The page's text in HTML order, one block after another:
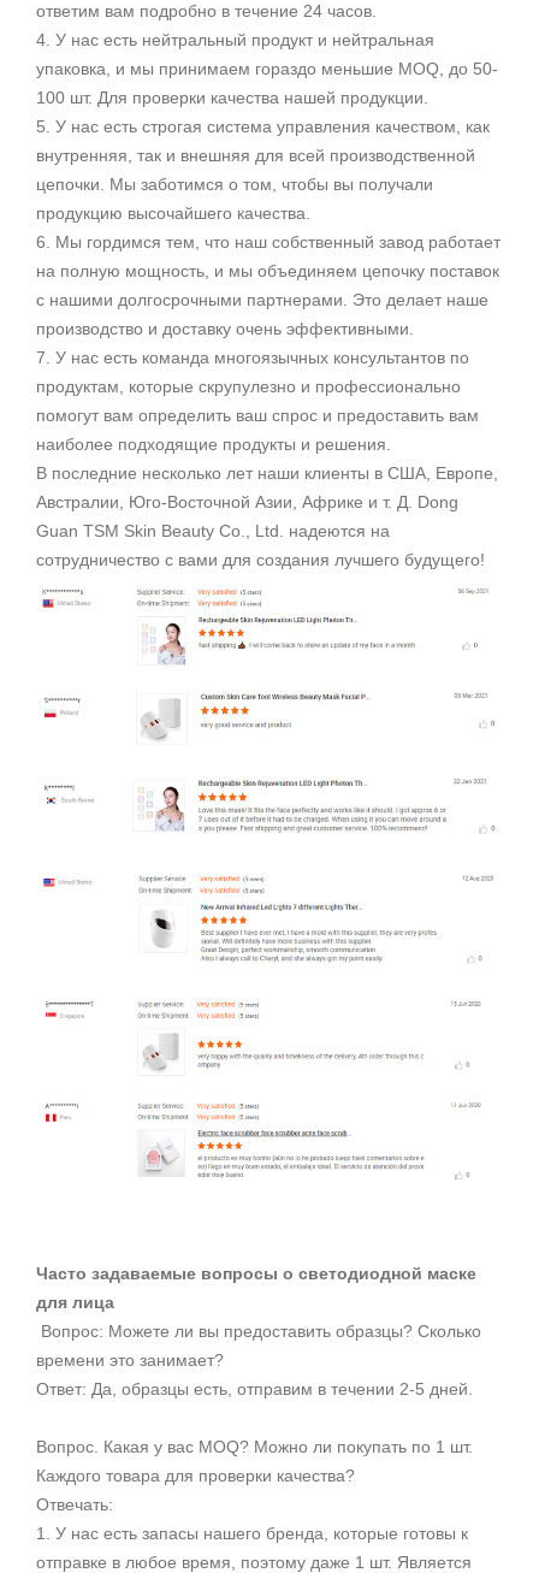
ответим вам подробно в течение 24 часов.
4. У нас есть нейтральный продукт и нейтральная
упаковка, и мы принимаем гораздо меньшие MOQ, до 50-
100 шт. Для проверки качества нашей продукции.
5. У нас есть строгая система управления качеством, как
внутренняя, так и внешняя для всей производственной
цепочки. Мы заботимся о том, чтобы вы получали
продукцию высочайшего качества.
6. Мы гордимся тем, что наш собственный завод работает
на полную мощность, и мы объединяем цепочку поставок
с нашими долгосрочными партнерами. Это делает наше
производство и доставку очень эффективными.
7. У нас есть команда многоязычных консультантов по
продуктам, которые скрупулезно и профессионально
помогут вам определить ваш спрос и предоставить вам
наиболее подходящие продукты и решения.
В последние несколько лет наши клиенты в США, Европе,
Австралии, Юго-Восточной Азии, Африке и т. Д. Dong
Guan TSM Skin Beauty Co., Ltd. надеются на
сотрудничество с вами для создания лучшего будущего!
Часто задаваемые вопросы о светодиодной маске
для лица
Вопрос: Можете ли вы предоставить образцы? Сколько
времени это занимает?
Ответ: Да, образцы есть, отправим в течении 2-5 дней.
Вопрос. Какая у вас MOQ? Можно ли покупать по 1 шт.
Каждого товара для проверки качества?
Отвечать:
1. У нас есть запасы нашего бренда, которые готовы к
отправке в любое время, поэтому даже 1 шт. Является